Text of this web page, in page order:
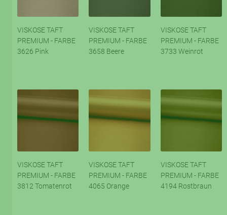
VISKOSE TAFT
PREMIUM - FARBE
3626 Pink
VISKOSE TAFT
PREMIUM - FARBE
3658 Beere
VISKOSE TAFT
PREMIUM - FARBE
3733 Weinrot
VISKOSE TAFT
PREMIUM - FARBE
3812 Tomatenrot
VISKOSE TAFT
PREMIUM - FARBE
4065 Orange
VISKOSE TAFT
PREMIUM - FARBE
4194 Rostbraun